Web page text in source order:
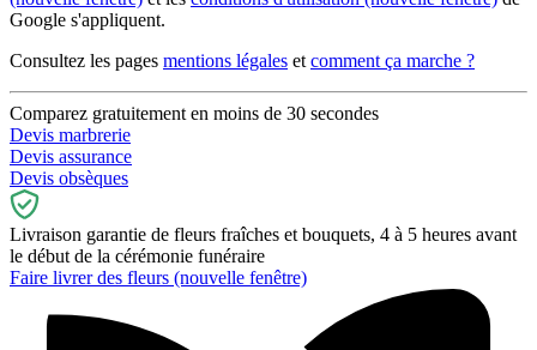
Google s'appliquent.
Consultez les pages mentions légales et comment ça marche ?
Comparez gratuitement en moins de 30 secondes
Devis marbrerie
Devis assurance
Devis obsèques
Livraison garantie de fleurs fraîches et bouquets, 4 à 5 heures avant
le début de la cérémonie funéraire
Faire livrer des fleurs (nouvelle fenêtre)